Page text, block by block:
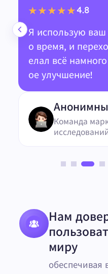
★★★★★4.8
Я использую ваш
о время, и
елал всё
ое улучшение!
Команда
Нам
миру
обеспечивая